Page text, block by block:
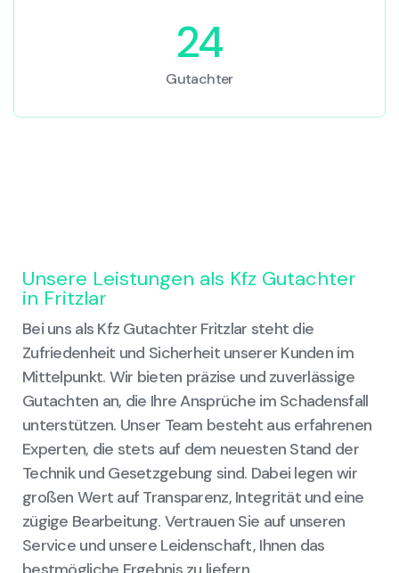
24
Gutachter
Unsere Leistungen als Kfz Gutachter
in Fritzlar
Bei uns als Kfz Gutachter Fritzlar steht die
Zufriedenheit und Sicherheit unserer Kunden im
Mittelpunkt. Wir bieten präzise und zuverlässige
Gutachten an, die Ihre Ansprüche im Schadensfall
unterstützen. Unser Team besteht aus erfahrenen
Experten, die stets auf dem neuesten Stand der
Technik und Gesetzgebung sind. Dabei legen wir
großen Wert auf Transparenz, Integrität und eine
zügige Bearbeitung. Vertrauen Sie auf unseren
Service und unsere Leidenschaft, Ihnen das